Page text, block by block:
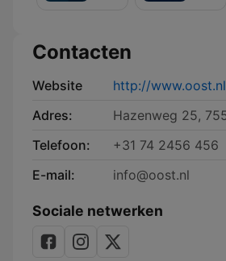
Contacten
Website
http://
Adres:
Hazenweg 25,
Telefoon:
+31 74 2456 456
E-mail:
info@oost.nl
Sociale netwerken